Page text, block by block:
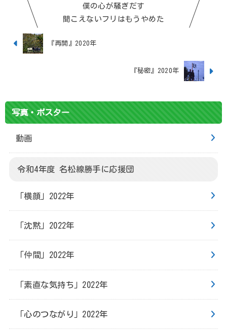
僕の心が騒ぎだす
聞こえないフリはもうやめた
『再開』2020年
『秘密』2020年
写真・ポスター
動画
令和4年度 名松線勝手に応援団
「横顔」2022年
「沈黙」2022年
「仲間」2022年
「素直な気持ち」2022年
「心のつながり」2022年